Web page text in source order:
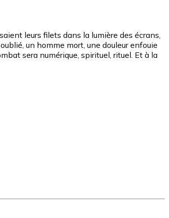
leurs filets dans la lumière des écrans,
un homme mort, une douleur enfouie
sera numérique, spirituel, rituel. Et à la